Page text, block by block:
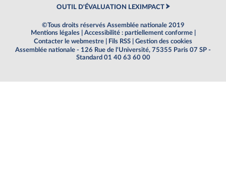
OUTIL D'ÉVALUATION LEXIMPACT
©Tous droits réservés Assemblée nationale 2019
Mentions légales
Accessibilité : partiellement conforme
Contacter le webmestre
Fils RSS
Gestion des cookies
Assemblée nationale - 126 Rue de l'Université, 75355 Paris 07 SP -
Standard 01 40 63 60 00